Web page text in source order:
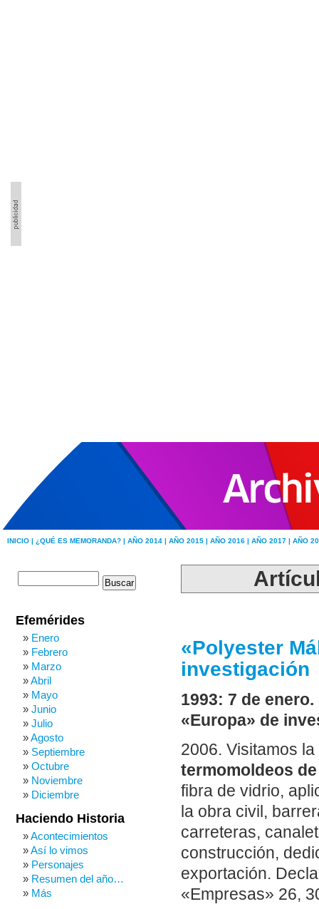
INICIO | ¿QUÉ ES MEMORANDA? | AÑO 2014 | AÑO 2015 | AÑO 2016 | AÑO 2017 | AÑO
«Polyester
investigación
1993: 7 de
«Europa» de
2006. Visitamos
termomoldeos
fibra de vidrio,
la obra civil,
carreteras,
construcción,
exportación.
«Empresas» 26,
Efemérides
Enero
Febrero
Marzo
Abril
Mayo
Junio
Julio
Agosto
Septiembre
Octubre
Noviembre
Diciembre
Haciendo Historia
Acontecimientos
Así lo vimos
Personajes
Resumen del año…
Más